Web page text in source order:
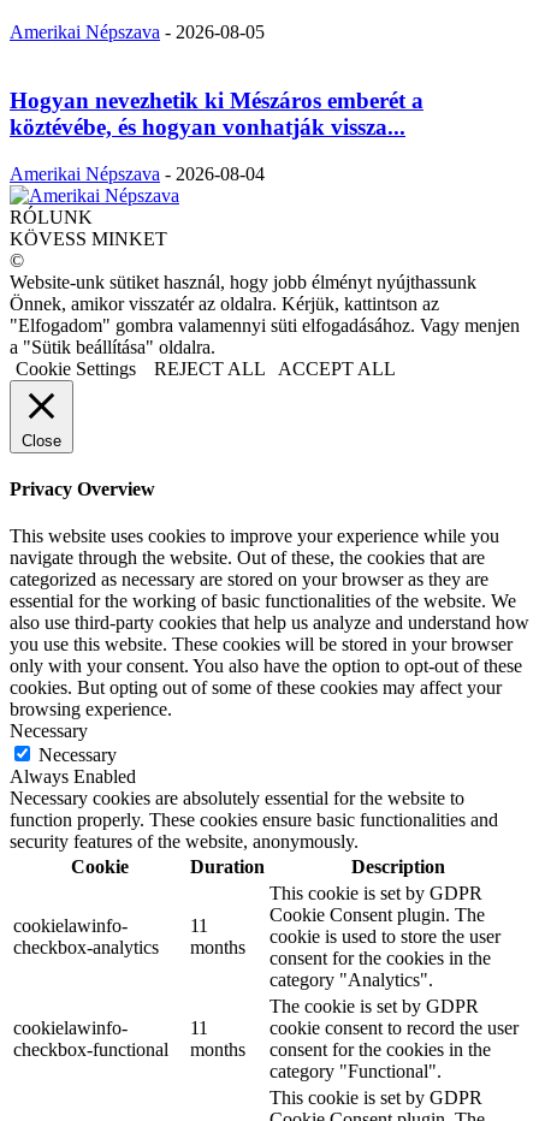
Amerikai Népszava - 2026-08-05
Hogyan nevezhetik ki Mészáros emberét a
köztévébe, és hogyan vonhatják vissza...
Amerikai Népszava - 2026-08-04
RÓLUNK
KÖVESS MINKET
©
Website-unk sütiket használ, hogy jobb élményt nyújthassunk
Önnek, amikor visszatér az oldalra. Kérjük, kattintson az
"Elfogadom" gombra valamennyi süti elfogadásához. Vagy menjen
a "Sütik beállítása" oldalra.
Cookie Settings
REJECT ALL ACCEPT ALL
Close
Privacy Overview
This website uses cookies to improve your experience while you
navigate through the website. Out of these, the cookies that are
categorized as necessary are stored on your browser as they are
essential for the working of basic functionalities of the website. We
also use third-party cookies that help us analyze and understand how
you use this website. These cookies will be stored in your browser
only with your consent. You also have the option to opt-out of these
cookies. But opting out of some of these cookies may affect your
browsing experience.
Necessary
Necessary
Always Enabled
Necessary cookies are absolutely essential for the website to
function properly. These cookies ensure basic functionalities and
security features of the website, anonymously.
Cookie
Duration Description
cookielawinfo-
checkbox-analytics
11
months
This cookie is set by GDPR
Cookie Consent plugin. The
cookie is used to store the user
consent for the cookies in the
category "Analytics".
cookielawinfo-
checkbox-functional
11
months
The cookie is set by GDPR
cookie consent to record the user
consent for the cookies in the
category "Functional".
This cookie is set by GDPR